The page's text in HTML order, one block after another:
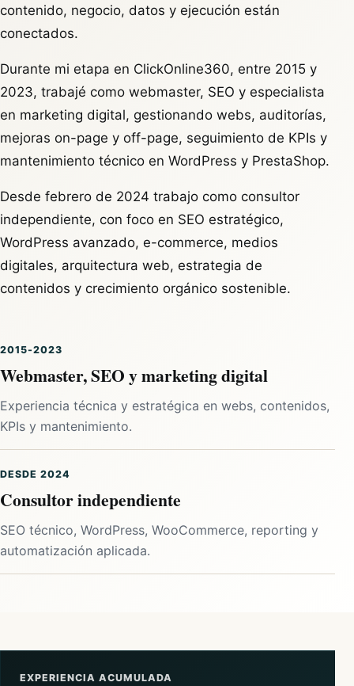
contenido, negocio, datos y ejecución están
conectados.
Durante mi etapa en ClickOnline360, entre 2015 y
2023, trabajé como webmaster, SEO y especialista
en marketing digital, gestionando webs, auditorías,
mejoras on-page y off-page, seguimiento de KPIs y
mantenimiento técnico en WordPress y PrestaShop.
Desde febrero de 2024 trabajo como consultor
independiente, con foco en SEO estratégico,
WordPress avanzado, e-commerce, medios
digitales, arquitectura web, estrategia de
contenidos y crecimiento orgánico sostenible.
2015-2023
Webmaster, SEO y marketing digital
Experiencia técnica y estratégica en webs, contenidos,
KPIs y mantenimiento.
DESDE 2024
Consultor independiente
SEO técnico, WordPress, WooCommerce, reporting y
automatización aplicada.
EXPERIENCIA ACUMULADA